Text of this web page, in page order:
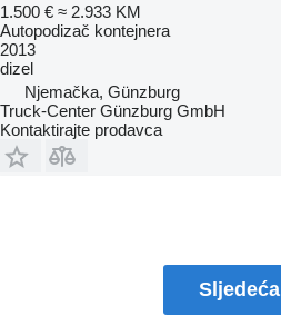
1.500 € ≈ 2.933 KM
Autopodizač kontejnera
2013
dizel
Njemačka, Günzburg
Truck-Center Günzburg GmbH
Kontaktirajte prodavca
Sljedeća